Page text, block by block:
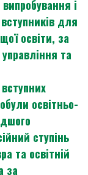
і
для
освіти, за
та
освітньо-
ступінь
та освітній
за